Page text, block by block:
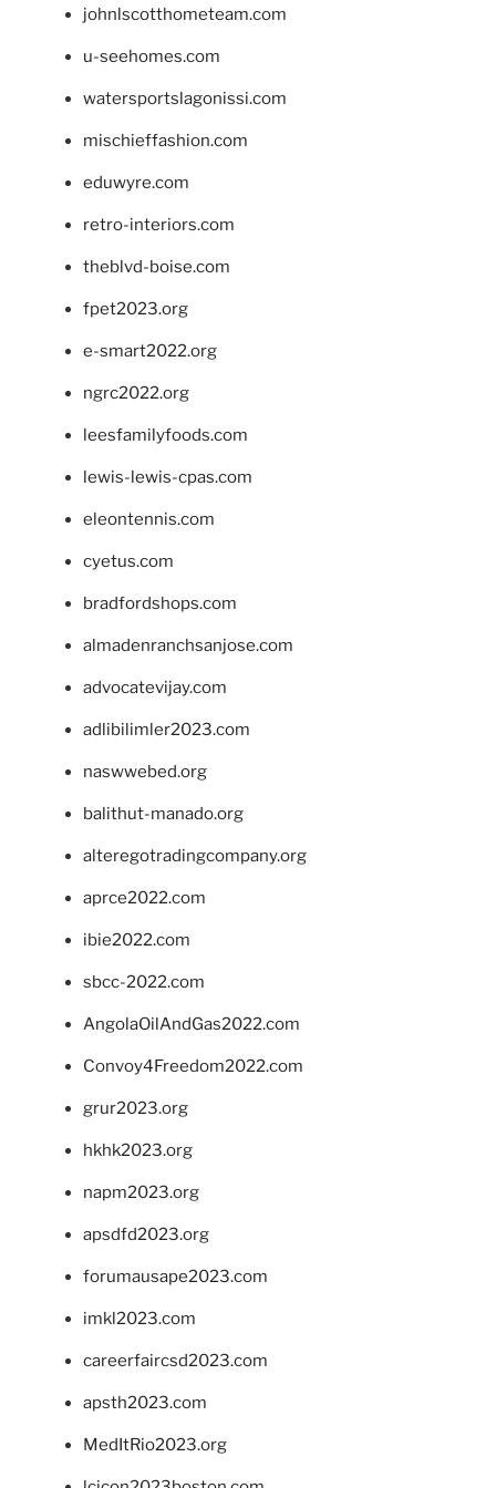
johnlscotthometeam.com
u-seehomes.com
watersportslagonissi.com
mischieffashion.com
eduwyre.com
retro-interiors.com
theblvd-boise.com
fpet2023.org
e-smart2022.org
ngrc2022.org
leesfamilyfoods.com
lewis-lewis-cpas.com
eleontennis.com
cyetus.com
bradfordshops.com
almadenranchsanjose.com
advocatevijay.com
adlibilimler2023.com
naswwebed.org
balithut-manado.org
alteregotradingcompany.org
aprce2022.com
ibie2022.com
sbcc-2022.com
AngolaOilAndGas2022.com
Convoy4Freedom2022.com
grur2023.org
hkhk2023.org
napm2023.org
apsdfd2023.org
forumausape2023.com
imkl2023.com
careerfaircsd2023.com
apsth2023.com
MedItRio2023.org